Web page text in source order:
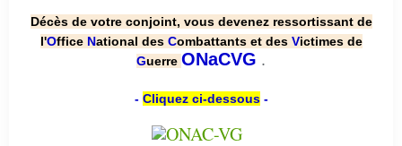
Décès de votre conjoint, vous devenez ressortissant de
l'Office National des Combattants et des Victimes de
Guerre ONaCVG .
- Cliquez ci-dessous-